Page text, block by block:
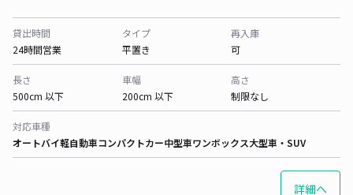
貸出時間
24時間営業
タイプ
平置き
再入庫
可
長さ
500cm 以下
車幅
200cm 以下
高さ
制限なし
対応車種
オートバイ軽自動車コンパクトカー中型車ワンボックス大型車・SUV
詳細へ